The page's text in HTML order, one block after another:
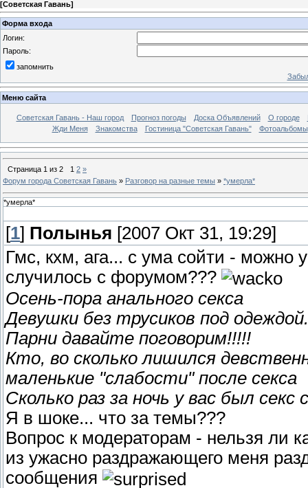
[Советская Гавань]
Форма входа
Логин:
Пароль:
запомнить
Меню сайта
Советская Гавань - Наш город Прогноз погоды Доска Объявлений О городе
Жди Меня
Знакомства Гостиница "Советская Гавань" Фотоальбомы
Страница 1 из 2 1 2 »
Форум города Советская Гавань » Разговор на разные темы » *умерла*
*умерла*
[1] Полынья [2007 Окт 31, 19:29]
Гмс, кхм, ага... с ума сойти - можно
случилось с форумом???
Осень-пора анального секса
Девушки без трусиков под одеждой.
Парни давайте поговорим!!!!!
Кто, во сколько лишился
маленькие "слабости" после секса
Сколько раз за ночь у вас был
Я в шоке... что за темы???
Вопрос к модераторам - нельзя ли
из ужасно раздражающего меня
сообщения